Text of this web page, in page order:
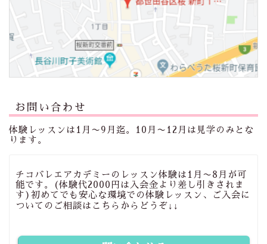
お問い合わせ
体験レッスンは1月〜9月迄。10月〜12月は見学のみとな
ります。
チコバレエアカデミーのレッスン体験は1月〜8月が可
能です。(体験代2000円は入会金より差し引きされま
す)初めてでも安心な環境での体験レッスン、ご入会に
ついてのご相談はこちらからどうぞ↓↓